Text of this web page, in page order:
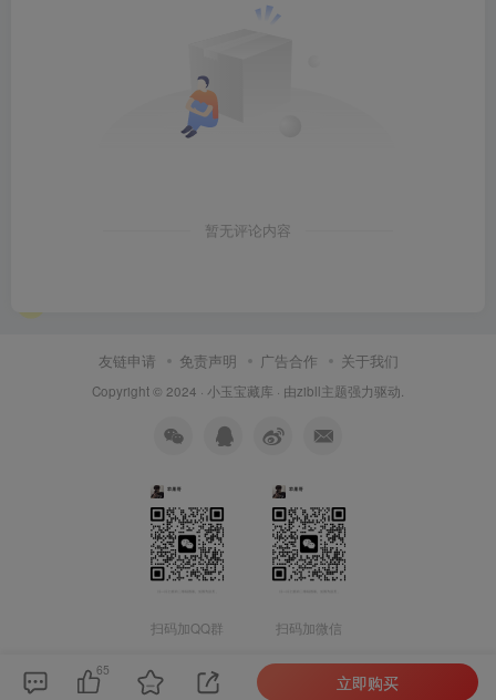
暂无评论内容
友链申请 免责声明 广告合作 关于我们
Copyright © 2024 · 小玉宝藏库 · 由zibll主题强力驱动.
扫码加QQ群 扫码加微信
65
立即购买